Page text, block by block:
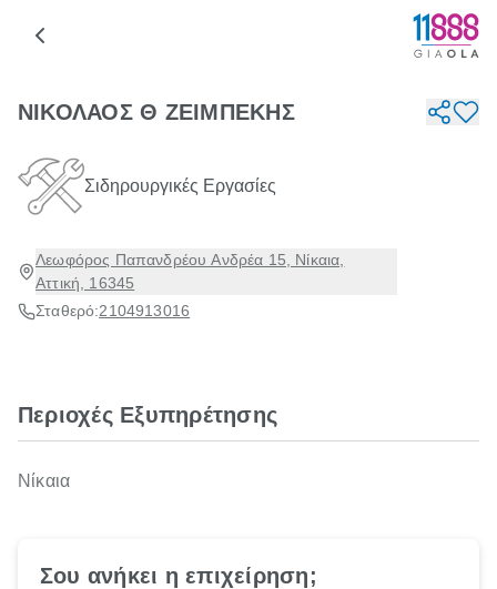
ΝΙΚΟΛΑΟΣ Θ ΖΕΙΜΠΕΚΗΣ
Σιδηρουργικές Εργασίες
Λεωφόρος Παπανδρέου Ανδρέα 15, Νίκαια,
Αττική, 16345
Σταθερό:2104913016
Περιοχές Εξυπηρέτησης
Νίκαια
Σου ανήκει η επιχείρηση;